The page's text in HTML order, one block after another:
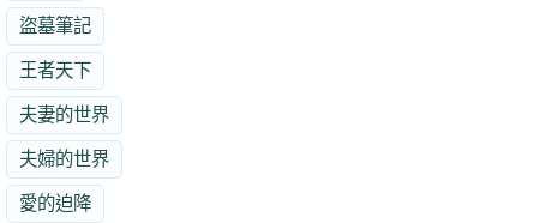
盜墓筆記
王者天下
夫妻的世界
夫婦的世界
愛的迫降